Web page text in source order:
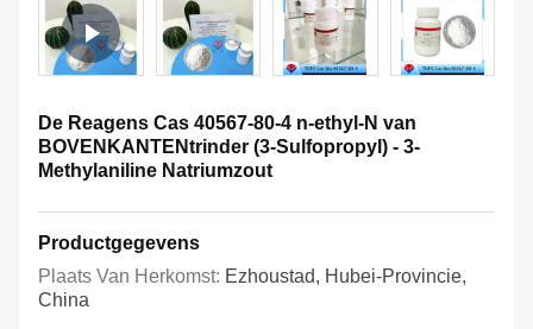
De Reagens Cas 40567-80-4 n-ethyl-N van
BOVENKANTENtrinder (3-Sulfopropyl) - 3-
Methylaniline Natriumzout
Productgegevens
Plaats Van Herkomst: Ezhoustad, Hubei-Provincie,
China